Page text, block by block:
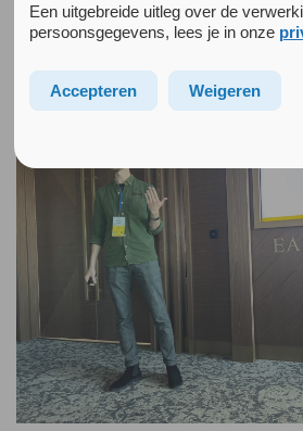
Lees meer »
Een uitgebreide uitleg over de
persoonsgegevens, lees je in onze
Accepteren Weigeren